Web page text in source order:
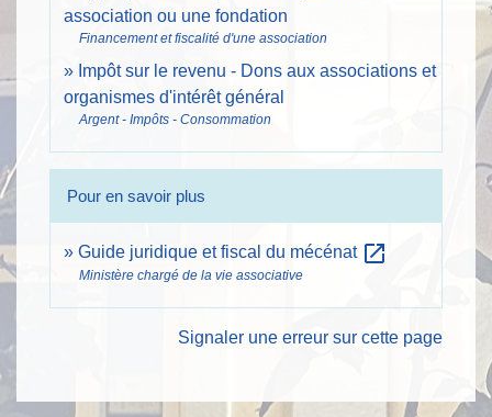
association ou une fondation
Financement et fiscalité d'une association
Impôt sur le revenu - Dons aux associations et
organismes d'intérêt général
Argent - Impôts - Consommation
Pour en savoir plus
Guide juridique et fiscal du mécénat open_in_new
Ministère chargé de la vie associative
Signaler une erreur sur cette page